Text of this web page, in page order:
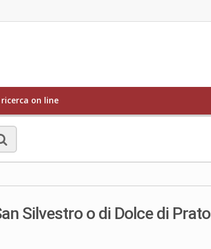
on line
Silvestro o di Dolce di Prato